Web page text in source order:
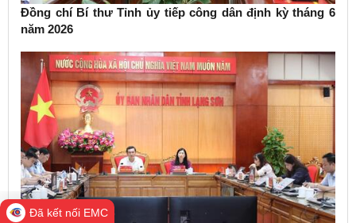
Đồng chí Bí thư Tỉnh ủy tiếp công dân định kỳ tháng 6
năm 2026
Đã kết nối EMC